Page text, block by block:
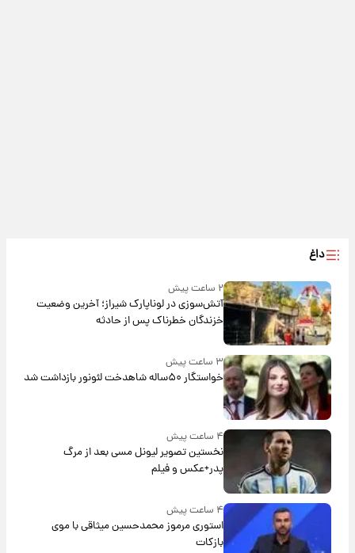
داغ
۲ ساعت پیش
آتش‌سوزی در لوناپارک شیراز؛ آخرین وضعیت
خزندگان خطرناک پس از حادثه
۳ ساعت پیش
خواستگار ۵۰ساله شاهدخت لئونور بازداشت شد
نخستین تصویر لیونل مسی بعد از مرگ
پدر+عکس و فیلم
۴ ساعت پیش
استوری مرموز محمدحسین میثاقی با موی
بازکات